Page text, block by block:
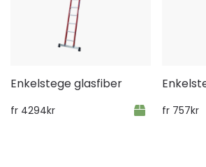
Enkelstege glasfiber
fr 4294kr fr 757kr